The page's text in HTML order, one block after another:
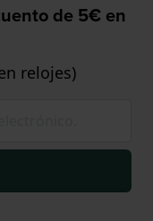
de 5€ en
relojes)